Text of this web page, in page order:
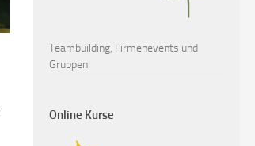
Teambuilding, Firmenevents und
Gruppen.
Online Kurse